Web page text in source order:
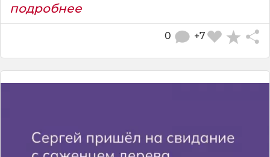
подробнее
+7
0